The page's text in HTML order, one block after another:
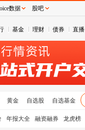
基金 理财 债券 直播
黄金 自选股 自选基金
年报大全 融资融券 龙虎榜
数据 股吧